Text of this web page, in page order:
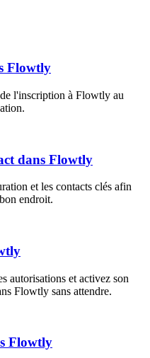
Flowtly
l'inscription à Flowtly au
dans Flowtly
et les contacts clés afin
endroit.
autorisations et activez son
Flowtly sans attendre.
Flowtly